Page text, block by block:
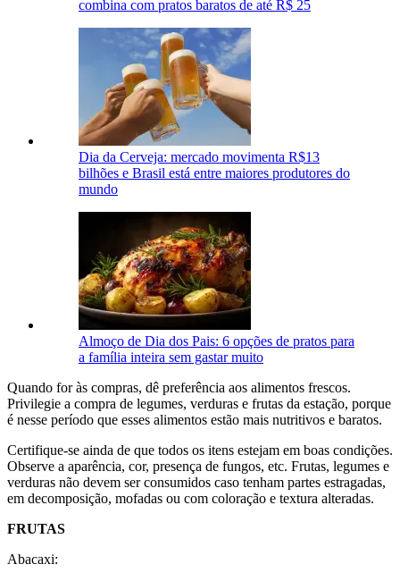
combina com pratos baratos de até R$ 25
Dia da Cerveja: mercado movimenta R$13
bilhões e Brasil está entre maiores produtores do
mundo
Almoço de Dia dos Pais: 6 opções de pratos para
a família inteira sem gastar muito
Quando for às compras, dê preferência aos alimentos frescos.
Privilegie a compra de legumes, verduras e frutas da estação, porque
é nesse período que esses alimentos estão mais nutritivos e baratos.
Certifique-se ainda de que todos os itens estejam em boas condições.
Observe a aparência, cor, presença de fungos, etc. Frutas, legumes e
verduras não devem ser consumidos caso tenham partes estragadas,
em decomposição, mofadas ou com coloração e textura alteradas.
FRUTAS
Abacaxi: